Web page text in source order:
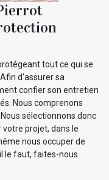
tout ce qui se
d'assurer sa
confier son entretien
Nous comprenons
sélectionnons donc
projet, dans le
nous occuper de
le faut, faites-nous